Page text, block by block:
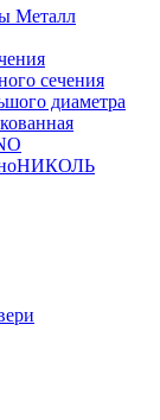
Металл
сечения
диаметра